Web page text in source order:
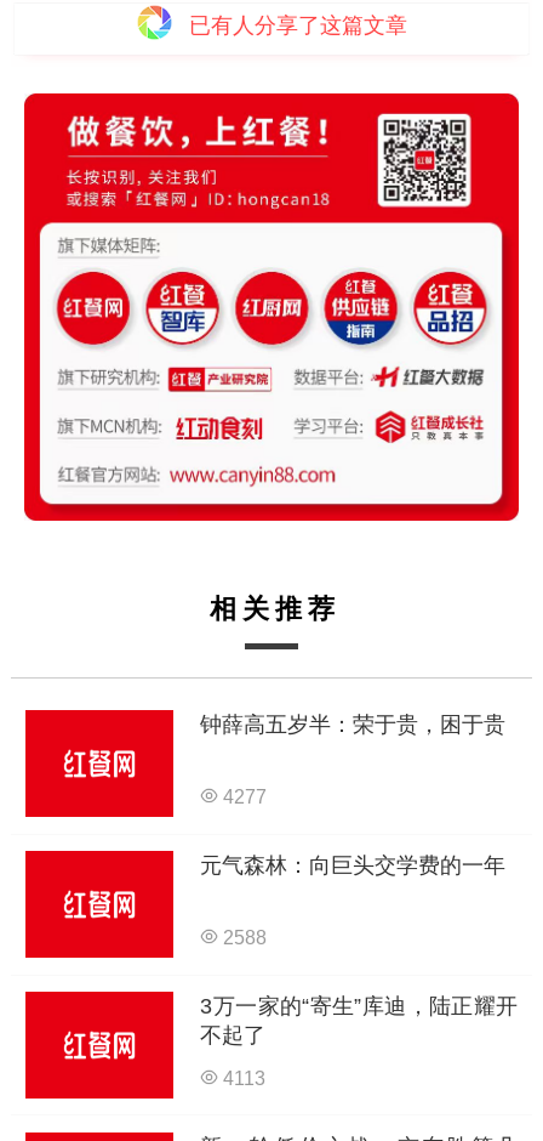
已有 人分享了这篇文章
相关推荐
钟薛高五岁半：荣于贵，困于贵
4277
元气森林：向巨头交学费的一年
2588
3万一家的“寄生”库迪，陆正耀开
不起了
4113